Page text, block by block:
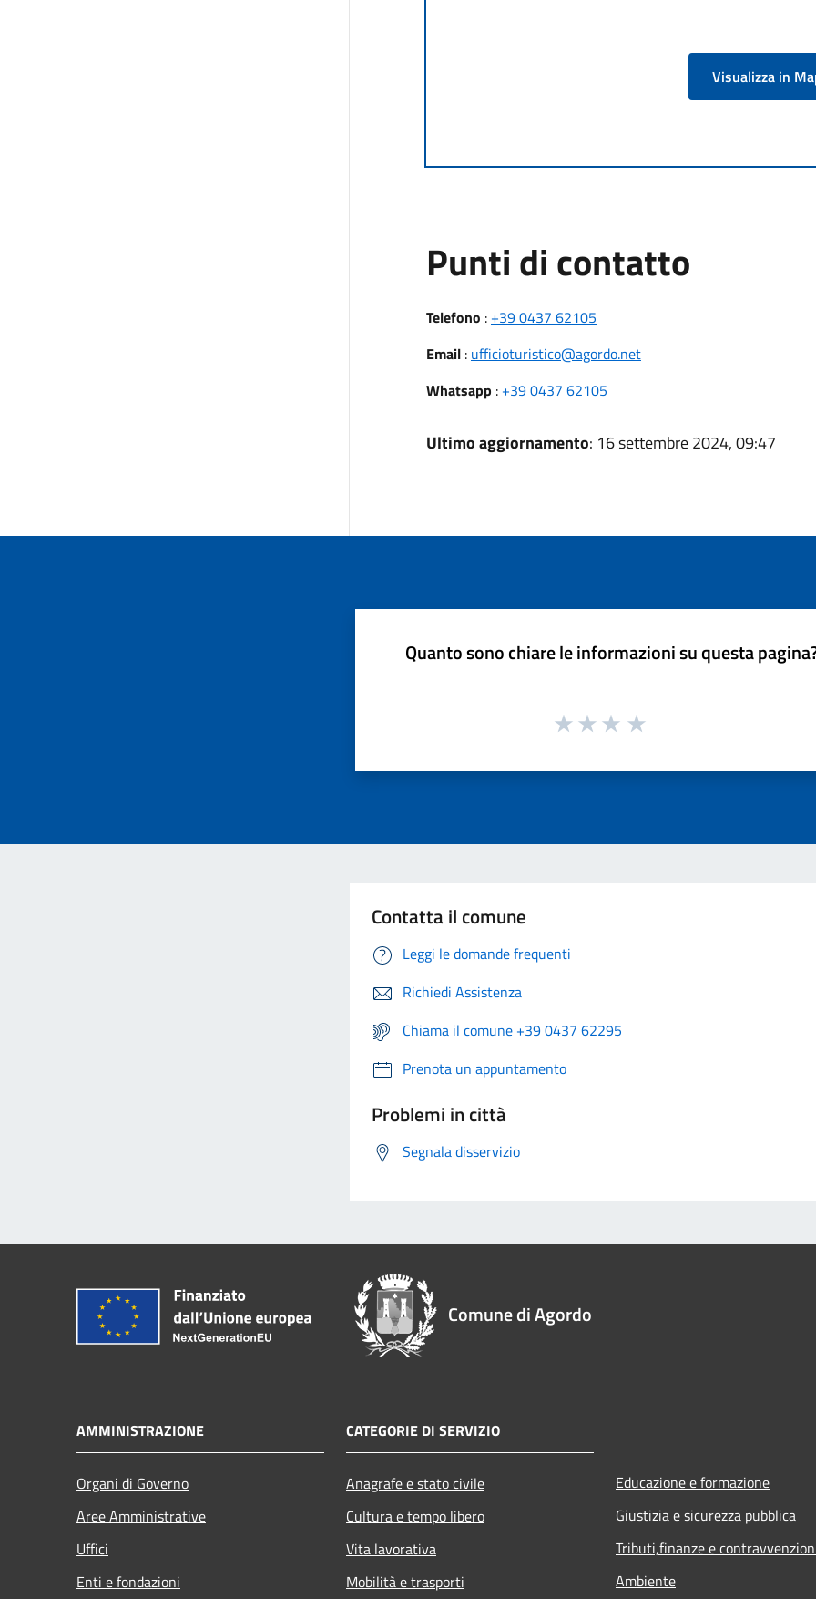
Visualizza in
Punti di contatto
Telefono : +39 0437 62105
Email: ufficioturistico@agordo.net
Whatsapp : +39 0437 62105
Ultimo aggiornamento: 16 settembre 2024, 09:47
Quanto sono chiare le informazioni su questa
Contatta il comune
Leggi le domande frequenti
Richiedi Assistenza
Chiama il comune +39 0437 62295
Prenota un appuntamento
Problemi in città
Segnala disservizio
Comune di Agordo
AMMINISTRAZIONE
Organi di Governo
Aree Amministrative
Uffici
Enti e fondazioni
CATEGORIE DI SERVIZIO
Anagrafe e stato civile
Cultura e tempo libero
Vita lavorativa
Mobilità e trasporti
Educazione e formazione
Giustizia e sicurezza pubblica
Tributi,finanze e
Ambiente